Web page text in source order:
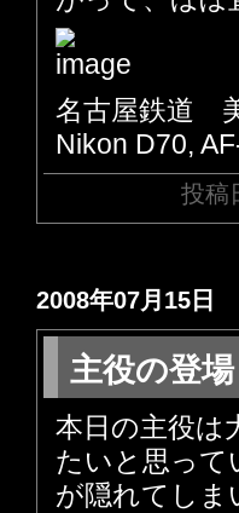
名古屋鉄道
Nikon D70,
投稿
2008年07月15日
主役の登場
本日の主役は
たいと思って
が隠れてしま